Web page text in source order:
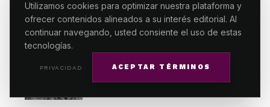
Utilizamos cookies para optimizar nuestra plataforma y
ofrecer contenidos alineados a su interés editorial. Al
continuar navegando, usted consiente el uso de estas
tecnologías.
PRIVACIDAD ACEPTAR TÉRMINOS
3
olvidados